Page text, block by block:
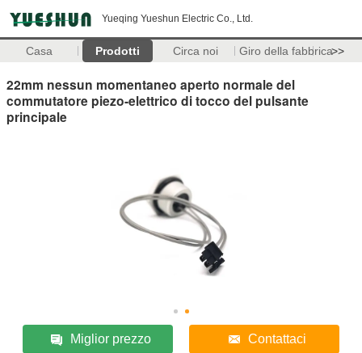
Yueqing Yueshun Electric Co., Ltd.
Casa Prodotti Circa noi Giro della fabbrica>>
22mm nessun momentaneo aperto normale del
commutatore piezo-elettrico di tocco del pulsante
principale
Miglior prezzo Contattaci